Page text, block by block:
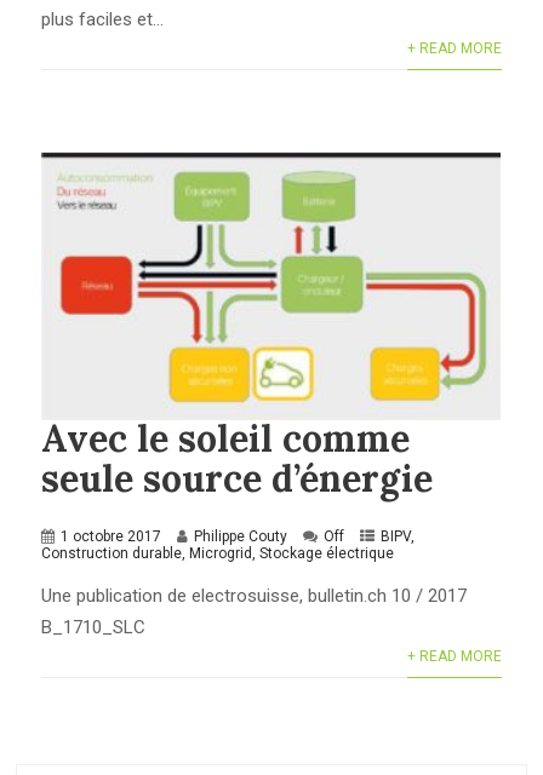
plus faciles et...
+ READ MORE
Avec le soleil comme
seule source d’énergie
1 octobre 2017 Philippe Couty Off BIPV,
Construction durable,Microgrid,Stockage électrique
Une publication de electrosuisse, bulletin.ch 10 / 2017
B_1710_SLC
+ READ MORE